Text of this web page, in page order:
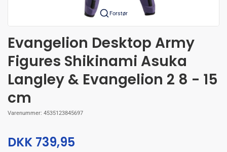
Forstør
Evangelion Desktop Army
Figures Shikinami Asuka
Langley & Evangelion 2 8 - 15
cm
Varenummer: 4535123845697
DKK 739,95